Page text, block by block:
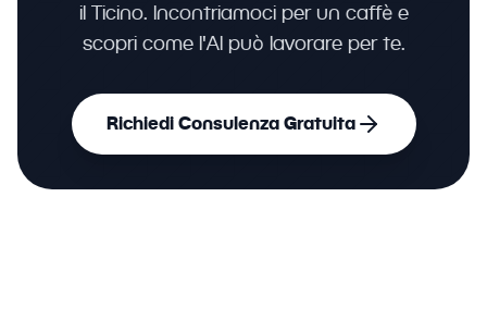
il Ticino. Incontriamoci per un caffè e
scopri come l'AI può lavorare per te.
Richiedi Consulenza Gratuita